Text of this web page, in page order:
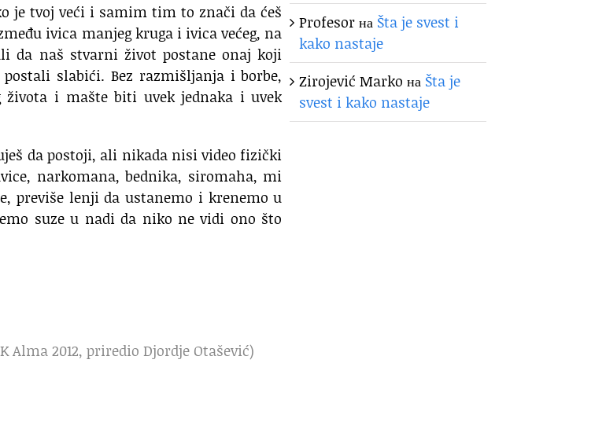
je tvoj veći i samim tim to znači da ćeš
ivica manjeg kruga i ivica većeg, na
naš stvarni život postane onaj koji
slabići. Bez razmišljanja i borbe,
života i mašte biti uvek jednaka i uvek
da postoji, ali nikada nisi video fizički
narkomana, bednika, siromaha, mi
previše lenji da ustanemo i krenemo u
suze u nadi da niko ne vidi ono što
Alma 2012, priredio Djordje Otašević)
Profesorна Šta je svest i
kako nastaje
Zirojević Marko на Šta je
svest i kako nastaje